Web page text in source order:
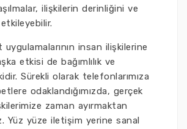
ilişkilerin derinliğini ve
insan ilişkilerine
etkisi de bağımlılık ve
Sürekli olarak telefonlarımıza
odaklandığımızda, gerçek
zaman ayırmaktan
Yüz yüze iletişim yerine sanal